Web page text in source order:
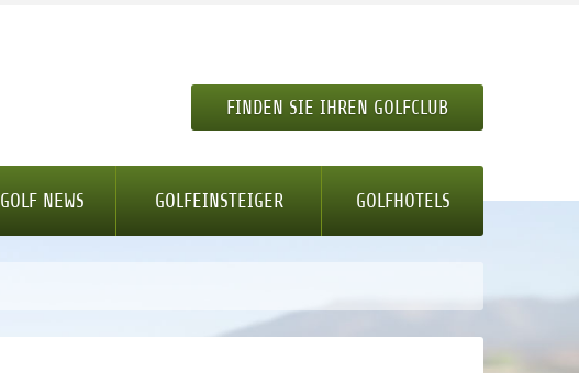
FINDEN SIE IHREN GOLFCLUB
GOLF NEWS GOLFEINSTEIGER GOLFHOTELS